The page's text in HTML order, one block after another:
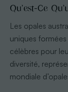
Qu’est-Ce
Les opales
uniques
célèbres pour
diversité,
mondiale